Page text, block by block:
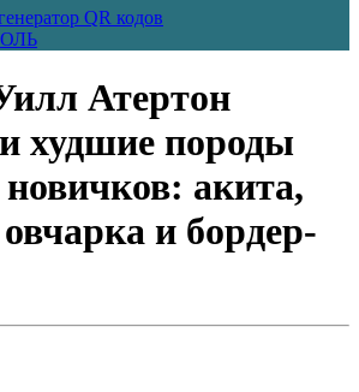
QR кодов
Атертон
худшие породы
новичков: акита,
и бордер-